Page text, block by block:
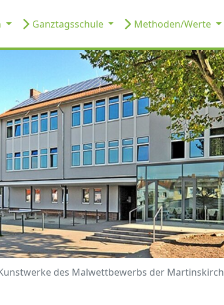
Ganztagsschule Methoden/Werte
des Malwettbewerbs der